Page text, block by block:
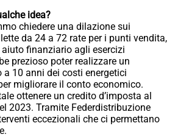
idea?
chiedere una dilazione sui
da 24 a 72 rate per i punti vendita,
finanziario agli esercizi
prezioso poter realizzare un
10 anni dei costi energetici
migliorare il conto economico.
ottenere un credito d’imposta al
2023. Tramite Federdistribuzione
eccezionali che ci permettano